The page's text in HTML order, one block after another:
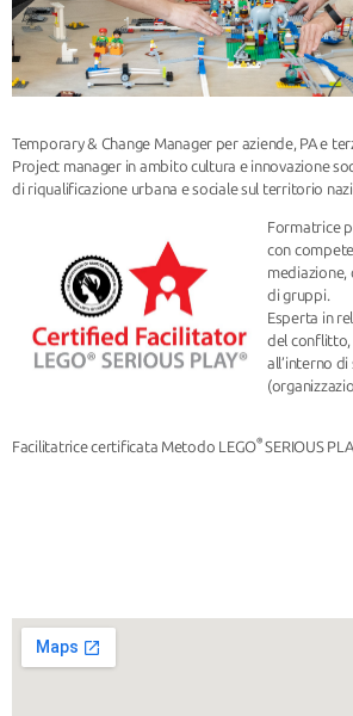
Temporary & Change Manager per aziende, PA e
Project manager in ambito cultura e innovazione
di riqualificazione urbana e sociale sul territorio
Formatrice
con
mediazione,
di gruppi.
Esperta in
del conflitto,
all’interno
Facilitatrice certificata Metodo LEGO®SERIOUS